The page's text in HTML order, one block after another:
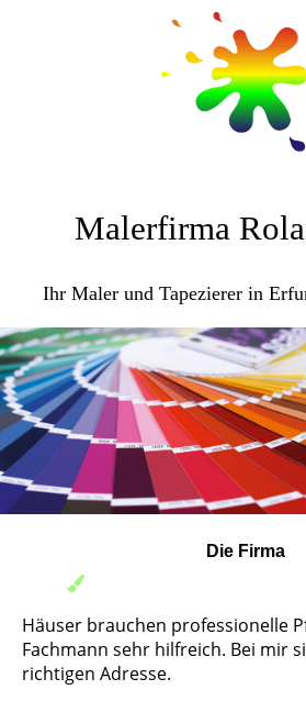
Malerfirma
Ihr Maler und Tapezierer in
Die Firma
Häuser brauchen professionelle
Fachmann sehr hilfreich. Bei mir
richtigen Adresse.